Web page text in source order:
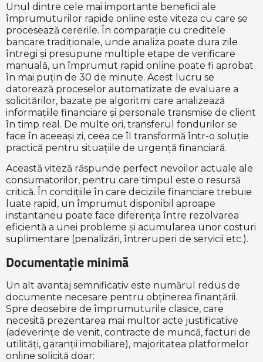
Unul dintre cele mai importante beneficii ale
împrumuturilor rapide online este viteza cu care se
procesează cererile. În comparație cu creditele
bancare tradiționale, unde analiza poate dura zile
întregi și presupune multiple etape de verificare
manuală, un împrumut rapid online poate fi aprobat
în mai puțin de 30 de minute. Acest lucru se
datorează proceselor automatizate de evaluare a
solicitărilor, bazate pe algoritmi care analizează
informațiile financiare și personale transmise de client
în timp real. De multe ori, transferul fondurilor se
face în aceeași zi, ceea ce îl transformă într-o soluție
practică pentru situațiile de urgență financiară.
Această viteză răspunde perfect nevoilor actuale ale
consumatorilor, pentru care timpul este o resursă
critică. În condițiile în care deciziile financiare trebuie
luate rapid, un împrumut disponibil aproape
instantaneu poate face diferența între rezolvarea
eficientă a unei probleme și acumularea unor costuri
suplimentare (penalizări, întreruperi de servicii etc.).
Documentație minimă
Un alt avantaj semnificativ este numărul redus de
documente necesare pentru obținerea finanțării.
Spre deosebire de împrumuturile clasice, care
necesită prezentarea mai multor acte justificative
(adeverințe de venit, contracte de muncă, facturi de
utilități, garanții imobiliare), majoritatea platformelor
online solicită doar: